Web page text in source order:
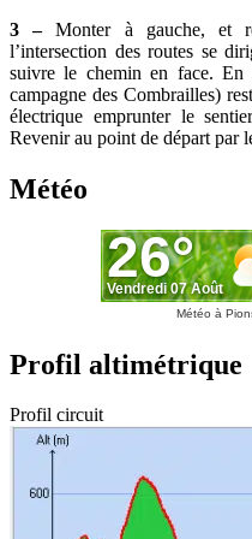
3 –Monter à gauche, et
l’intersection des routes se
suivre le chemin en face.
campagne des Combrailles)
électrique emprunter le
Revenir au point de départ par
Météo
Météo à
Profil altimétrique
Profil circuit